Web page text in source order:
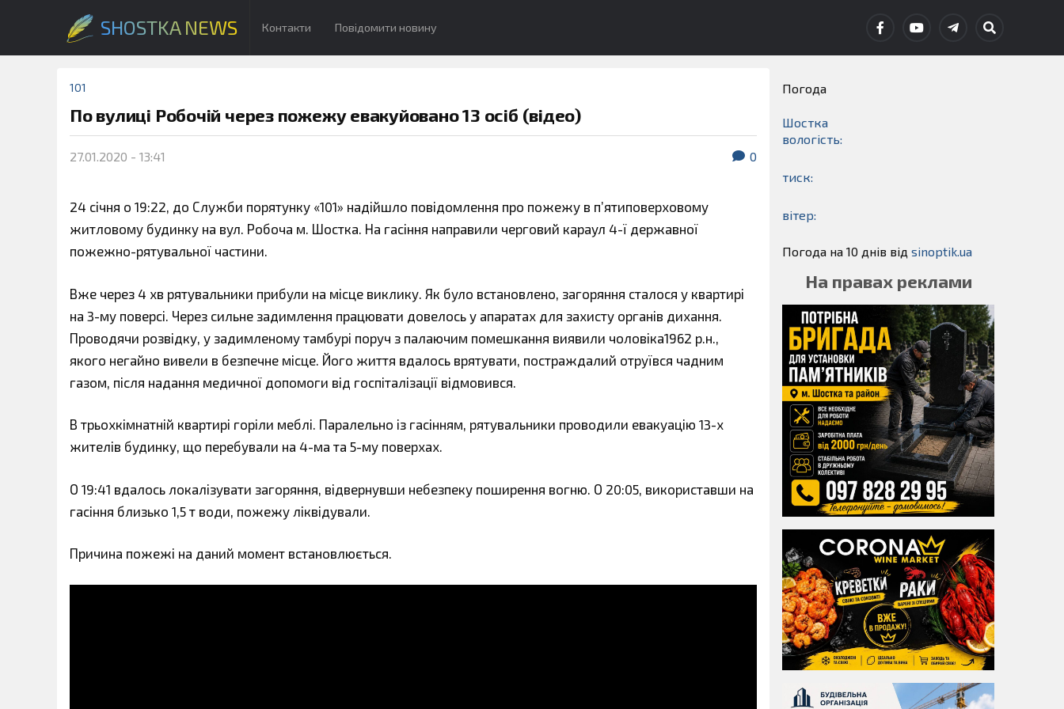
SHOSTKA NEWS Контакти Повідомити новину
101
По вулиці Робочій через пожежу евакуйовано 13 осіб (відео)
27.01.2020 - 13:41 0
24 січня о 19:22, до Служби порятунку «101» надійшло повідомлення про пожежу в п’ятиповерховому
житловому будинку на вул. Робоча м. Шостка. На гасіння направили черговий караул 4-ї державної
пожежно-рятувальної частини.
Вже через 4 хв рятувальники прибули на місце виклику. Як було встановлено, загоряння сталося у квартирі
на 3-му поверсі. Через сильне задимлення працювати довелось у апаратах для захисту органів дихання.
Проводячи розвідку, у задимленому тамбурі поруч з палаючим помешкання виявили чоловіка1962 р.н.,
якого негайно вивели в безпечне місце. Його життя вдалось врятувати, постраждалий отруївся чадним
газом, після надання медичної допомоги від госпіталізації відмовився.
В трьохкімнатній квартирі горіли меблі. Паралельно із гасінням, рятувальники проводили евакуацію 13-х
жителів будинку, що перебували на 4-ма та 5-му поверхах.
О 19:41 вдалось локалізувати загоряння, відвернувши небезпеку поширення вогню. О 20:05, використавши на
гасіння близько 1,5 т води, пожежу ліквідували.
Причина пожежі на даний момент встановлюється.
Погода
Шостка
вологість:
тиск:
вітер:
Погода на 10 днів від sinoptik.ua
На правах реклами